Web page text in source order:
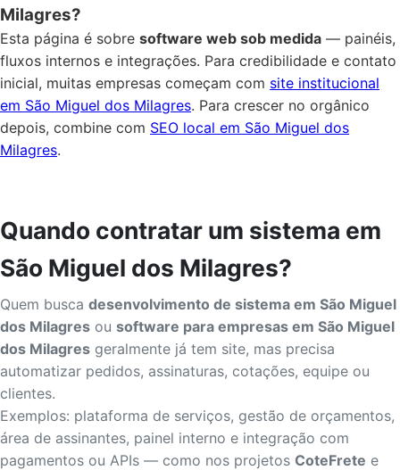
Milagres?
Esta página é sobre software web sob medida — painéis,
fluxos internos e integrações. Para credibilidade e contato
inicial, muitas empresas começam com site institucional
em São Miguel dos Milagres. Para crescer no orgânico
depois, combine com SEO local em São Miguel dos
Milagres.
Quando contratar um sistema em
São Miguel dos Milagres?
Quem busca desenvolvimento de sistema em São Miguel
dos Milagres ou software para empresas em São Miguel
dos Milagres geralmente já tem site, mas precisa
automatizar pedidos, assinaturas, cotações, equipe ou
clientes.
Exemplos: plataforma de serviços, gestão de orçamentos,
área de assinantes, painel interno e integração com
pagamentos ou APIs — como nos projetos CoteFrete e